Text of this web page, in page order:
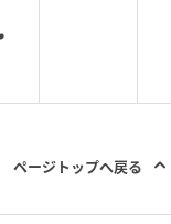
事をもっとみる
ページトップへ戻る